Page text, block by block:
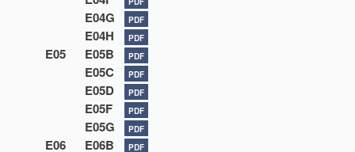
E04G PDF
E04H PDF
E05 E05B PDF
E05C PDF
E05D PDF
E05F PDF
E05G PDF
E06 E06B PDF